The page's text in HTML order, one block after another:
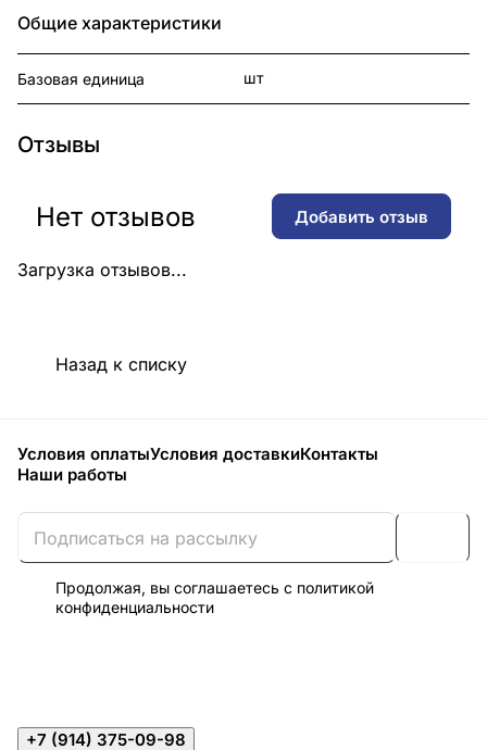
Общие характеристики
Базовая единица шт
Отзывы
Загрузка отзывов...
Нет отзывов Добавить отзыв
Назад к списку
Условия оплатыУсловия доставкиКонтакты
Наши работы
Продолжая, вы соглашаетесь с политикой
конфиденциальности
+7 (914) 375-09-98